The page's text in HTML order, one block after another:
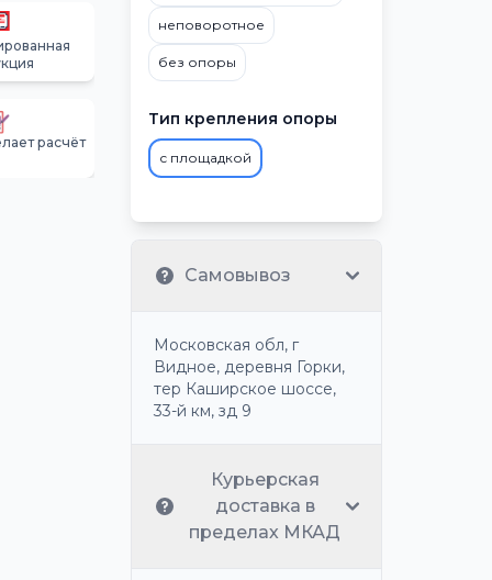
расчёт
неповоротное
без опоры
Тип крепления опоры
с площадкой
Самовывоз
Московская обл, г
Видное, деревня Горки,
тер Каширское шоссе,
33-й км, зд 9
Курьерская
доставка в
пределах МКАД